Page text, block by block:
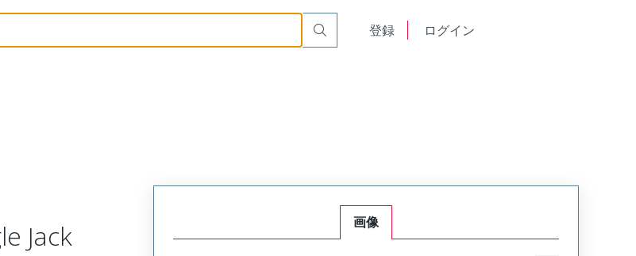
登録 ログイン
207911 2079118145
Jack
画像